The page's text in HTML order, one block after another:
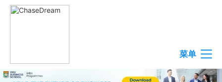
菜单